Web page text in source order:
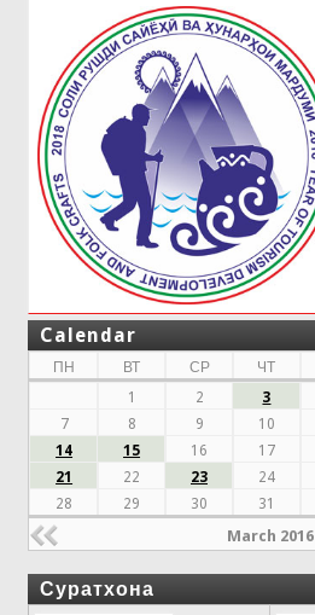
Calendar
ПН ВТ СР ЧТ
1
2 3
7
8 9 10
14
15 16 17
21
22 23 24
28
29 30 31
March 2016
Суратхона